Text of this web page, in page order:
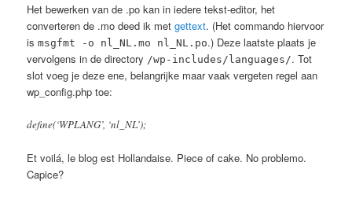
Het bewerken van de .po kan in iedere tekst-editor, het
converteren de .mo deed ik metgettext. (Het commando hiervoor
ismsgfmt -o nl_NL.mo nl_NL.po.) Deze laatste plaats je
vervolgens in de directory /wp-includes/languages/. Tot
slot voeg je deze ene, belangrijke maar vaak vergeten regel aan
wp_config.php toe:
define(‘WPLANG’, ‘nl_NL’);
Et voilá, le blog est Hollandaise. Piece of cake. No problemo.
Capice?